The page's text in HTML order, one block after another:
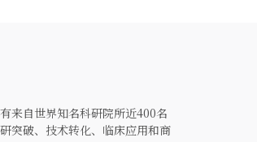
来自世界知名科研院所近400名
突破、技术转化、临床应用和商